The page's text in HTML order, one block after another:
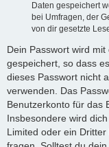
Daten gespeichert
bei Umfragen, der
von dir gesetzte
Dein Passwort wird
gespeichert, so dass
dieses Passwort nicht
verwenden. Das
Benutzerkonto für das
Insbesondere wird
Limited oder ein